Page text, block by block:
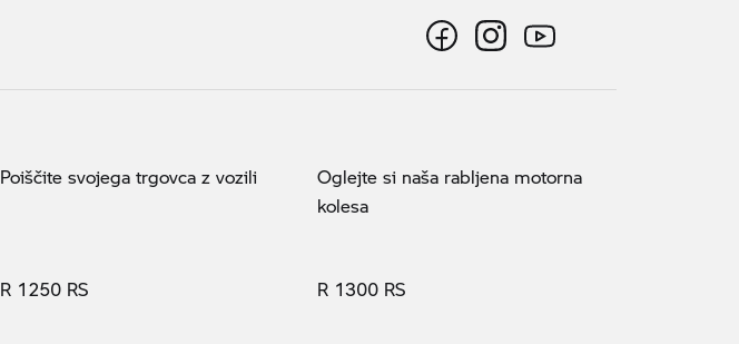
Poiščite svojega trgovca z vozili
Oglejte si naša rabljena motorna
kolesa
R 1250 RS
R 1300 RS